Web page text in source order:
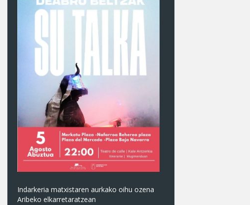
Indarkeria matxistaren aurkako oihu ozena
Aribeko elkarretaratzean